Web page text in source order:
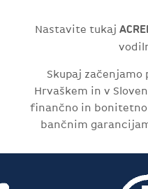
Nastavite tukaj
Skupaj
Hrvaškem in v
finančno in
bančnim